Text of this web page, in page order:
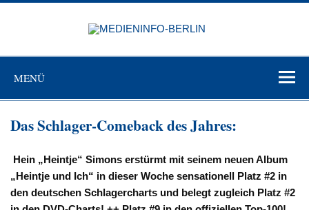
Zum
MENÜ
Das Schlager-Comeback des Jahres:
Hein „Heintje“ Simons erstürmt mit seinem neuen Album
„Heintje und Ich“ in dieser Woche sensationell Platz #2 in
den deutschen Schlagercharts und belegt zugleich Platz #2